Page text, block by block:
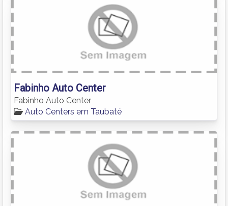
Fabinho Auto Center
Fabinho Auto Center
Auto Centers em Taubaté